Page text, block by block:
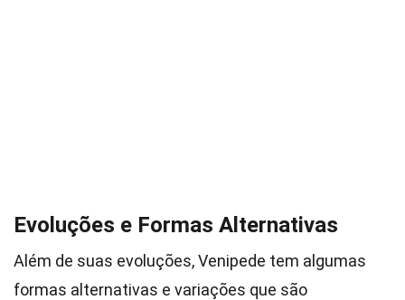
Evoluções e Formas Alternativas
Além de suas evoluções, Venipede tem algumas
formas alternativas e variações que são